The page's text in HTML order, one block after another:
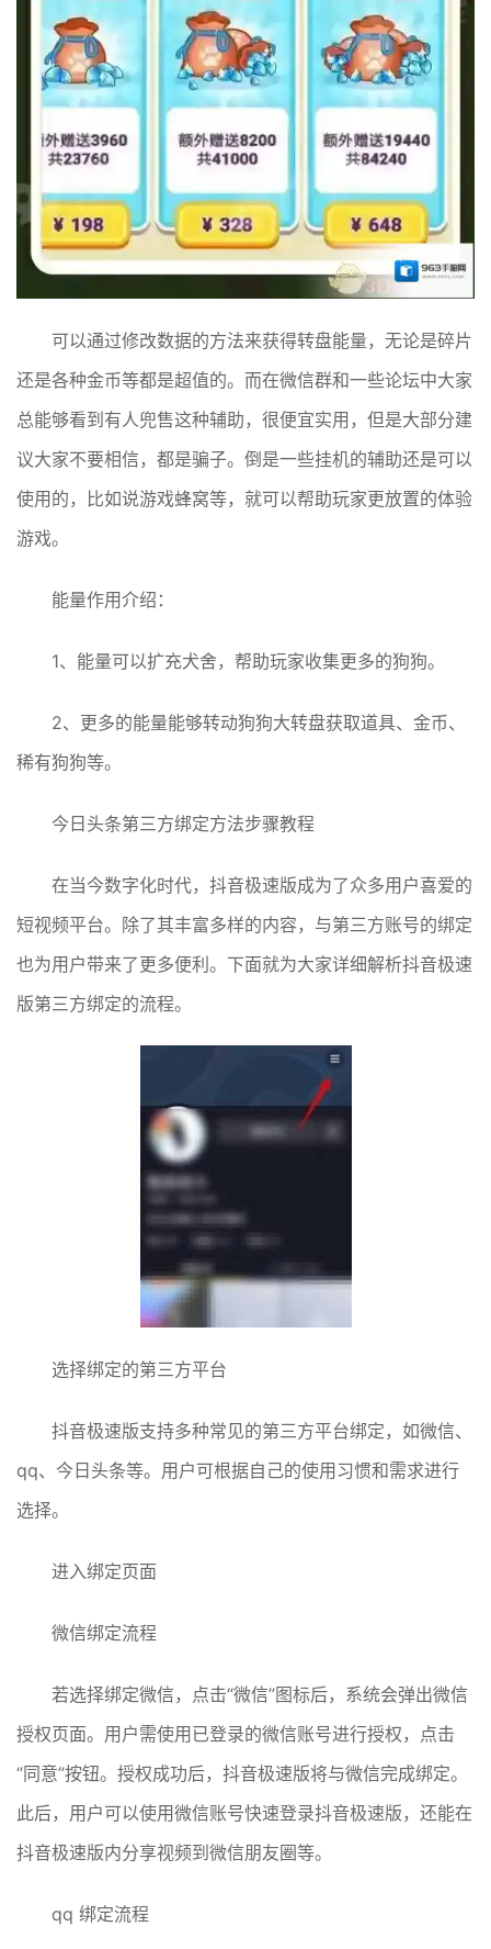
可以通过修改数据的方法来获得转盘能量，无论是碎片
还是各种金币等都是超值的。而在微信群和一些论坛中大家
总能够看到有人兜售这种辅助，很便宜实用，但是大部分建
议大家不要相信，都是骗子。倒是一些挂机的辅助还是可以
使用的，比如说游戏蜂窝等，就可以帮助玩家更放置的体验
游戏。
能量作用介绍：
1、能量可以扩充犬舍，帮助玩家收集更多的狗狗。
2、更多的能量能够转动狗狗大转盘获取道具、金币、
稀有狗狗等。
今日头条第三方绑定方法步骤教程
在当今数字化时代，抖音极速版成为了众多用户喜爱的
短视频平台。除了其丰富多样的内容，与第三方账号的绑定
也为用户带来了更多便利。下面就为大家详细解析抖音极速
版第三方绑定的流程。
选择绑定的第三方平台
抖音极速版支持多种常见的第三方平台绑定，如微信、
qq、今日头条等。用户可根据自己的使用习惯和需求进行
选择。
进入绑定页面
微信绑定流程
若选择绑定微信，点击“微信”图标后，系统会弹出微信
授权页面。用户需使用已登录的微信账号进行授权，点击
“同意”按钮。授权成功后，抖音极速版将与微信完成绑定。
此后，用户可以使用微信账号快速登录抖音极速版，还能在
抖音极速版内分享视频到微信朋友圈等。
qq 绑定流程